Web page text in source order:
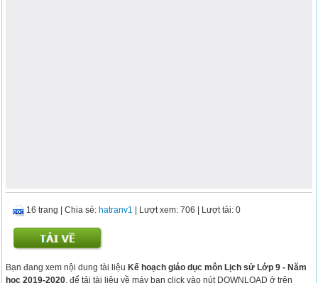
16 trang |Chia sẻ: hatranv1 | Lượt xem: 706 | Lượt tải: 0
Bạn đang xem nội dung tài liệuKế hoạch giáo dục môn Lịch sử Lớp 9 - Năm
học 2019-2020 , để tải tài liệu về máy bạn click vào nút DOWNLOAD ở trên